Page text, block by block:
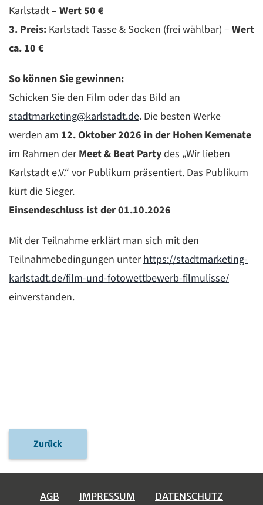
Karlstadt – Wert 50 €
3. Preis:Karlstadt Tasse & Socken (frei wählbar) – Wert
ca. 10 €
So können Sie gewinnen:
Schicken Sie den Film oder das Bild an
stadtmarketing@karlstadt.de. Die besten Werke
werden am 12. Oktober 2026 in der Hohen Kemenate
im Rahmen derMeet & Beat Partydes „Wir lieben
Karlstadt e.V.“ vor Publikum präsentiert. Das Publikum
kürt die Sieger.
Einsendeschluss ist der 01.10.2026
Mit der Teilnahme erklärt man sich mit den
Teilnahmebedingungen unterhttps://stadtmarketing-
karlstadt.de/film-und-fotowettbewerb-filmulisse/
einverstanden.
Zurück
AGB IMPRESSUM DATENSCHUTZ